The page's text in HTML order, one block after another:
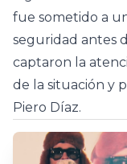
fue sometido a
seguridad antes
captaron la
de la situación y
Piero Díaz.